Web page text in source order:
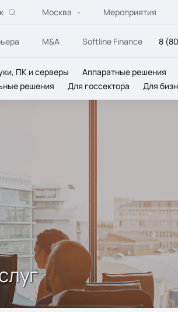
Москва Мероприятия
M&A Softline Finance 8
ПК и серверы Аппаратные решения
решения Для госсектора Для